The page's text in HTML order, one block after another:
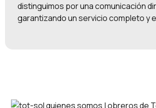
distinguimos por una comunicación
garantizando un servicio completo y